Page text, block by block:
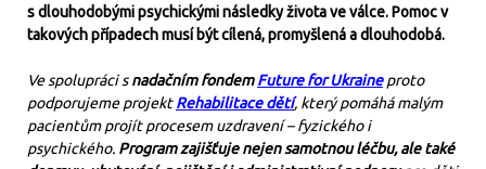
s dlouhodobými psychickými následky života ve válce. Pomoc v
takových případech musí být cílená, promyšlená a dlouhodobá.
Ve spolupráci snadačním fondemFuture for Ukraineproto
podporujeme projektRehabilitace dětí, který pomáhá malým
pacientům projít procesem uzdravení – fyzického i
psychického. Program zajišťuje nejen samotnou léčbu, ale také